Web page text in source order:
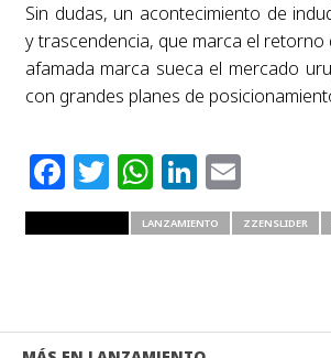
Sin dudas, un acontecimiento de
y trascendencia, que marca el retorno
afamada marca sueca el mercado
con grandes planes de
Facebook
Twitter
WhatsApp
LinkedIn
Email
LANZAMIENTO ZZENSLIDER